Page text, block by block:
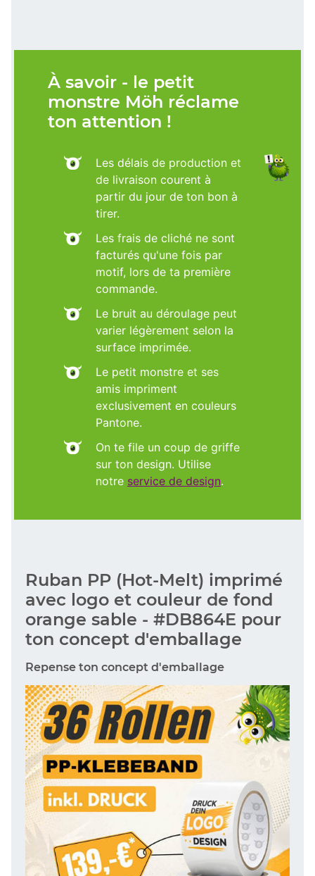
À savoir - le petit
monstre Möh réclame
ton attention !
Les délais de production et
de livraison courent à
partir du jour de ton bon à
tirer.
Les frais de cliché ne sont
facturés qu'une fois par
motif, lors de ta première
commande.
Le bruit au déroulage peut
varier légèrement selon la
surface imprimée.
Le petit monstre et ses
amis impriment
exclusivement en couleurs
Pantone.
On te file un coup de griffe
sur ton design. Utilise
notre service de design.
Ruban PP (Hot-Melt) imprimé
avec logo et couleur de fond
orange sable - #DB864E pour
ton concept d'emballage
Repense ton concept d'emballage